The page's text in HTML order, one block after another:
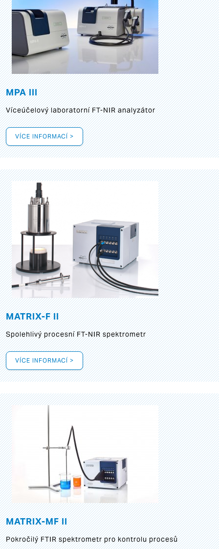
MPA III
Víceúčelový laboratorní FT-NIR analyzátor
VÍCE INFORMACÍ >
MATRIX-F II
Spolehlivý procesní FT-NIR spektrometr
VÍCE INFORMACÍ >
MATRIX-MF II
Pokročilý FTIR spektrometr pro kontrolu procesů